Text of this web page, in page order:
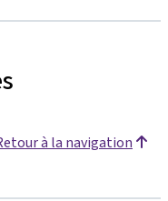
à la navigation